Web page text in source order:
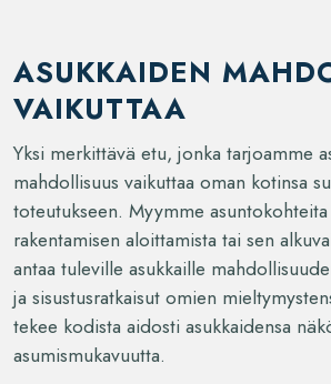
ASUKKAIDEN
VAIKUTTAA
Yksi merkittävä etu, jonka tarjoamme
mahdollisuus vaikuttaa oman kotinsa
toteutukseen. Myymme
rakentamisen aloittamista tai sen
antaa tuleville asukkaille
ja sisustusratkaisut omien
tekee kodista aidosti asukkaidensa
asumismukavuutta.